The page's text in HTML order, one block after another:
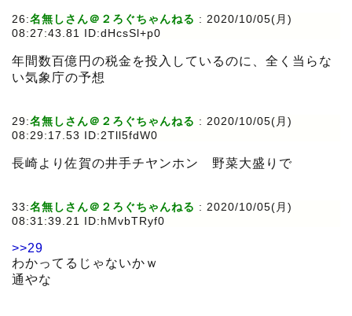
26:名無しさん＠２ろぐちゃんねる : 2020/10/05(月)
08:27:43.81 ID:dHcsSl+p0
年間数百億円の税金を投入しているのに、全く当らな
い気象庁の予想
29:名無しさん＠２ろぐちゃんねる : 2020/10/05(月)
08:29:17.53 ID:2Tll5fdW0
長崎より佐賀の井手チヤンホン 野菜大盛りで
33:名無しさん＠２ろぐちゃんねる : 2020/10/05(月)
08:31:39.21 ID:hMvbTRyf0
>>29
わかってるじゃないかｗ
通やな